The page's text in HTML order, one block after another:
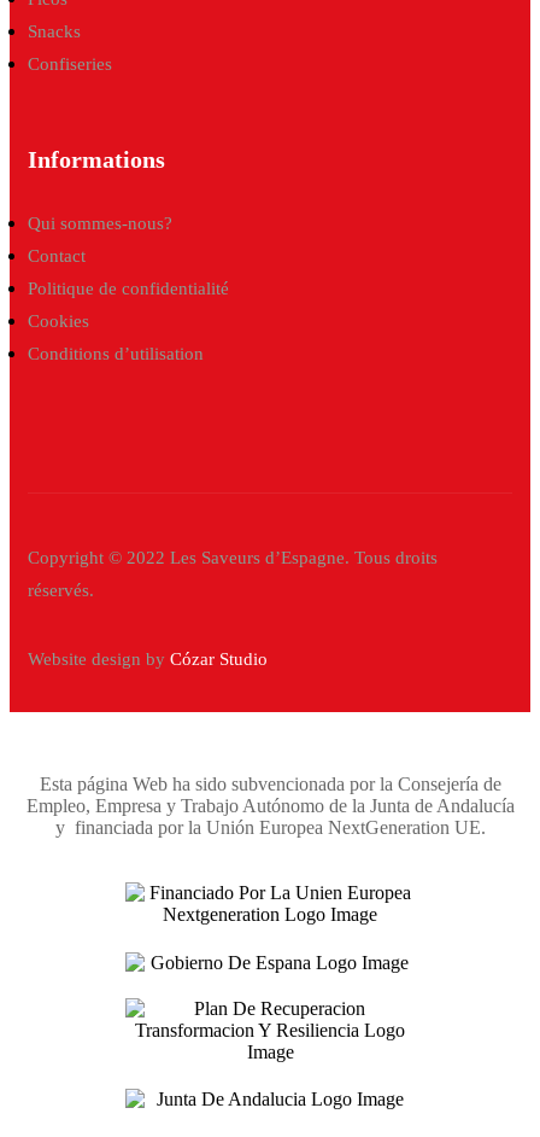
Snacks
Confiseries
Informations
Qui sommes-nous?
Contact
Politique de confidentialité
Cookies
Conditions d’utilisation
Copyright © 2022 Les Saveurs d’Espagne. Tous droits
réservés.
Website design by Cózar Studio
Esta página Web ha sido subvencionada por la Consejería de
Empleo, Empresa y Trabajo Autónomo de la Junta de Andalucía
y financiada por la Unión Europea NextGeneration UE.